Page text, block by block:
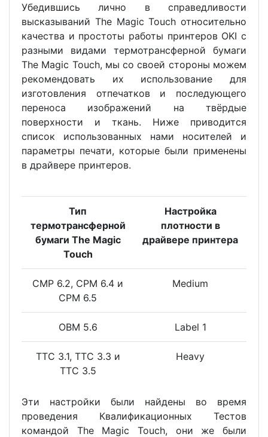
Убедившись лично в справедливости
высказываний The Magic Touch относительно
качества и простоты работы принтеров OKI c
разными видами термотрансферной бумаги
The Magic Touch, мы со своей стороны можем
рекомендовать их использование для
изготовления отпечатков и последующего
переноса изображений на твёрдые
поверхности и ткань. Ниже приводится
список использованных нами носителей и
параметры печати, которые были применены
в драйвере принтеров.
Тип
термотрансферной
бумаги The Magic
Touch
Настройка
плотности в
драйвере принтера
CMP 6.2, CPM 6.4 и
CPM 6.5
Medium
OBM 5.6 Label 1
ТТС 3.1, ТТС 3.3 и
ТТС 3.5
Heavy
Эти настройки были найдены во время
проведения Квалификационных Тестов
командой The Magic Touch, они же были